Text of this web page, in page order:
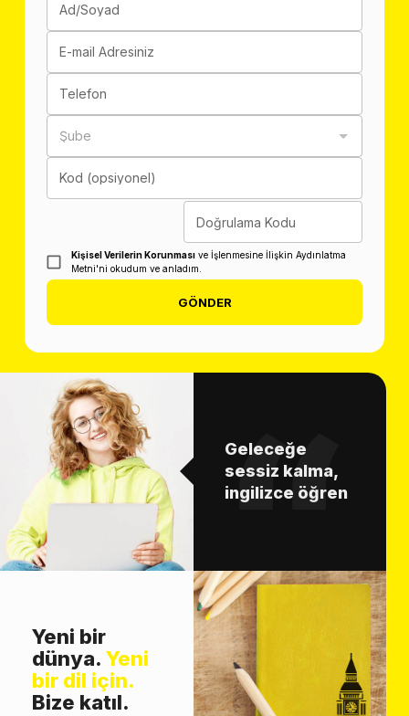
Ad/Soyad
E-mail Adresiniz
Telefon
Şube
Kod (opsiyonel)
Doğrulama Kodu
Kişisel Verilerin Korunması ve İşlenmesine İlişkin Aydınlatma
Metni'ni okudum ve anladım.
GÖNDER
Geleceğe
sessiz kalma,
ingilizce öğren
Yeni bir
dünya. Yeni
bir dil için.
Bize katıl.